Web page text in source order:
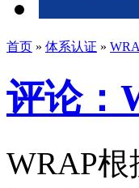
首页 » 体系认证 »
评论：
WRAP